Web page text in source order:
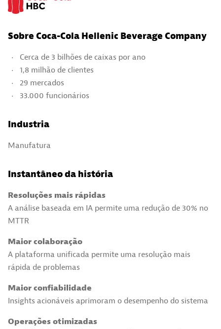
Sobre Coca-Cola Hellenic Beverage Company
Cerca de 3 bilhões de caixas por ano
1,8 milhão de clientes
29 mercados
33.000 funcionários
Industria
Manufatura
Instantâneo da história
Resoluções mais rápidas
A análise baseada em IA permite uma redução de 30% no
MTTR
Maior colaboração
A plataforma unificada permite uma resolução mais
rápida de problemas
Maior confiabilidade
Insights acionáveis aprimoram o desempenho do sistema
Operações otimizadas